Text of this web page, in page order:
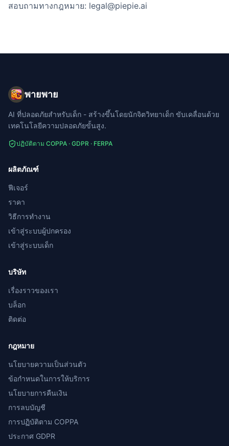
สอบถามทางกฎหมาย: legal@piepie.ai
พายพาย
AI ที่ปลอดภัยสำหรับเด็ก - สร้างขึ้นโดยนักจิตวิทยาเด็ก ขับเคลื่อนด้วย
เทคโนโลยีความปลอดภัยขั้นสูง.
ปฏิบัติตาม COPPA · GDPR · FERPA
ผลิตภัณฑ์
ฟีเจอร์
ราคา
วิธีการทำงาน
เข้าสู่ระบบผู้ปกครอง
เข้าสู่ระบบเด็ก
บริษัท
เรื่องราวของเรา
บล็อก
ติดต่อ
กฎหมาย
นโยบายความเป็นส่วนตัว
ข้อกำหนดในการให้บริการ
นโยบายการคืนเงิน
การลบบัญชี
การปฏิบัติตาม COPPA
ประกาศ GDPR